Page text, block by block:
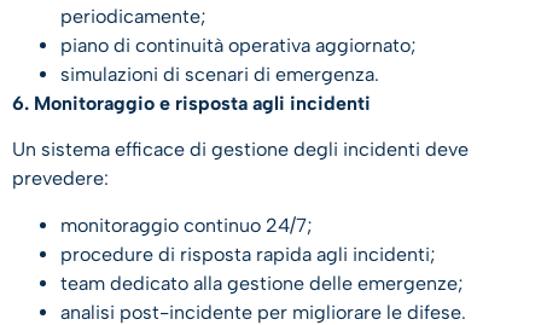
periodicamente;
piano di continuità operativa aggiornato;
simulazioni di scenari di emergenza.
6. Monitoraggio e risposta agli incidenti
Un sistema efficace di gestione degli incidenti deve
prevedere:
monitoraggio continuo 24/7;
procedure di risposta rapida agli incidenti;
team dedicato alla gestione delle emergenze;
analisi post-incidente per migliorare le difese.